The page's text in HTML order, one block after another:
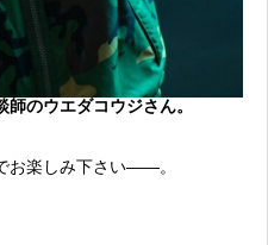
のウエダコウジさん。
お楽しみ下さい——。